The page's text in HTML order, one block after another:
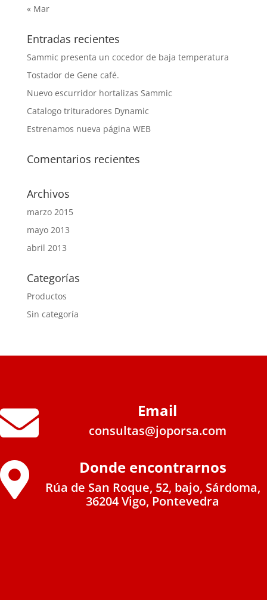
« Mar
Entradas recientes
Sammic presenta un cocedor de baja temperatura
Tostador de Gene café.
Nuevo escurridor hortalizas Sammic
Catalogo trituradores Dynamic
Estrenamos nueva página WEB
Comentarios recientes
Archivos
marzo 2015
mayo 2013
abril 2013
Categorías
Productos
Sin categoría
 Email
consultas@joporsa.com
 Donde encontrarnos
Rúa de San Roque, 52, bajo, Sárdoma,
36204 Vigo, Pontevedra